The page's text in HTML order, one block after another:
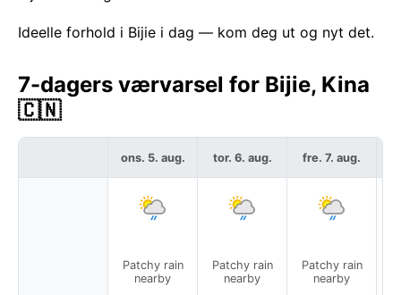
Ideelle forhold i Bijie i dag — kom deg ut og nyt det.
7-dagers værvarsel for Bijie, Kina
🇨🇳
ons. 5. aug.
Patchy rain
nearby
tor. 6. aug.
Patchy rain
nearby
fre. 7. aug.
Patchy rain
nearby